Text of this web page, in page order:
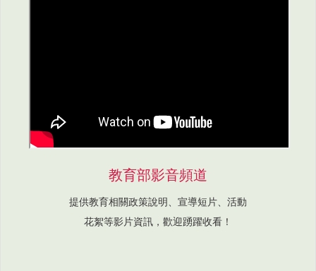
教育部影音頻道
提供教育相關政策說明、宣導短片、活動
花絮等影片資訊，歡迎踴躍收看！